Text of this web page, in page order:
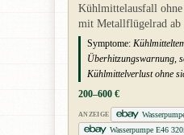
Kühlmittelausfall
mit Metallflügelrad ab
Symptome:
Überhitzungswarnung,
Kühlmittelverlust ohne
200–600 €
ANZEIGE
Wasserpumpe E46